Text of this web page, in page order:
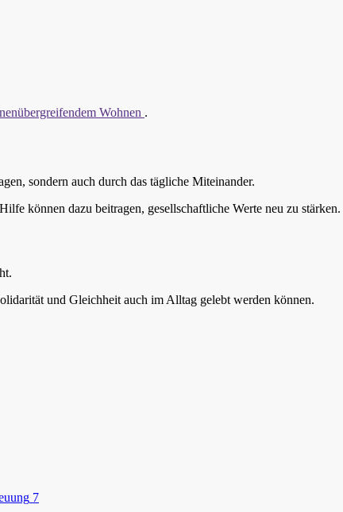
Wohnen .
sondern auch durch das tägliche Miteinander.
können dazu beitragen, gesellschaftliche Werte neu zu stärken.
und Gleichheit auch im Alltag gelebt werden können.
7